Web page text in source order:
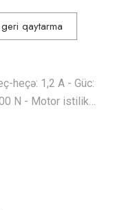
geri qaytarma
heçə: 1,2 A - Güc:
N - Motor istilik
32 s - Maksimum
- + 55 ° C - Qoruma